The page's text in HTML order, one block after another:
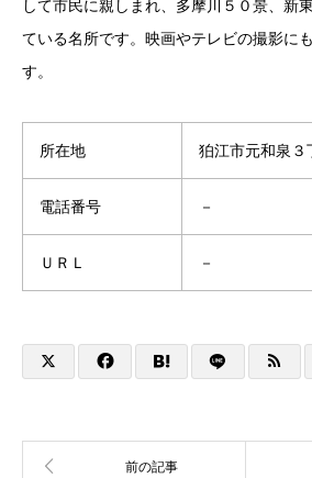
して市民に親しまれ、多摩川５０景、新
ている名所です。映画やテレビの撮影に
す。
所在地 狛江市元和泉３
電話番号 －
ＵＲＬ －